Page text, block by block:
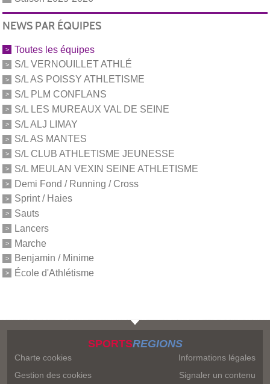
NEWS PAR ÉQUIPES
Toutes les équipes
S/L VERNOUILLET ATHLÉ
S/L AS POISSY ATHLETISME
S/L PLM CONFLANS
S/L LES MUREAUX VAL DE SEINE
S/L ALJ LIMAY
S/L AS MANTES
S/L CLUB ATHLETISME JEUNESSE
S/L MEULAN VEXIN SEINE ATHLETISME
Demi Fond / Running / Cross
Sprint / Haies
Sauts
Lancers
Marche
Benjamin / Minime
École d'Athlétisme
SPORTSREGIONS
Charte cookies
Gestion des cookies
Informations légales
Signaler un contenu